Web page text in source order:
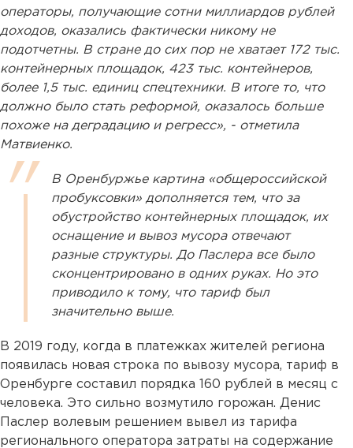
операторы, получающие сотни миллиардов рублей
доходов, оказались фактически никому не
подотчетны. В стране до сих пор не хватает 172 тыс.
контейнерных площадок, 423 тыс. контейнеров,
более 1,5 тыс. единиц спецтехники. В итоге то, что
должно было стать реформой, оказалось больше
похоже на деградацию и регресс», - отметила
Матвиенко.
В Оренбуржье картина «общероссийской
пробуксовки» дополняется тем, что за
обустройство контейнерных площадок, их
оснащение и вывоз мусора отвечают
разные структуры. До Паслера все было
сконцентрировано в одних руках. Но это
приводило к тому, что тариф был
значительно выше.
В 2019 году, когда в платежках жителей региона
появилась новая строка по вывозу мусора, тариф в
Оренбурге составил порядка 160 рублей в месяц с
человека. Это сильно возмутило горожан. Денис
Паслер волевым решением вывел из тарифа
регионального оператора затраты на содержание